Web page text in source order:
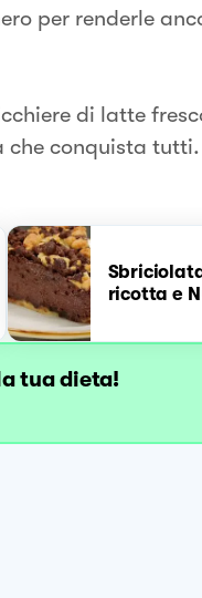
per renderle
di latte
che conquista tutti.
ricotta e
tua dieta!